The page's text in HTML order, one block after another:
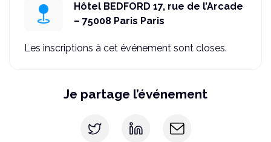
Hôtel BEDFORD 17, rue de l’Arcade
– 75008 Paris Paris
Les inscriptions à cet événement sont closes.
Je partage l’événement